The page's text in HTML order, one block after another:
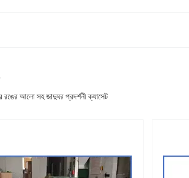
আলো সহ জাদুঘর প্রদর্শনী ক্যাসেট